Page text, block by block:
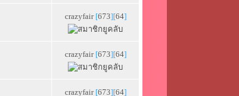
crazyfair [673][64]
crazyfair [673][64]
crazyfair [673][64]